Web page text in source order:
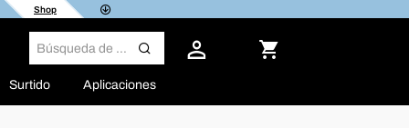
Shop
Surtido Aplicaciones